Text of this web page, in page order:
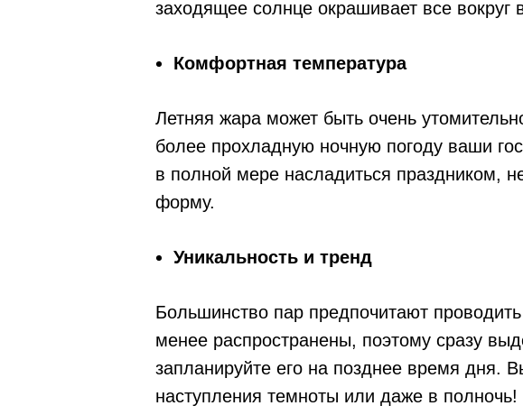
заходящее солнце окрашивает все вокруг
Комфортная температура
Летняя жара может быть очень
более прохладную ночную погоду ваши
в полной мере насладиться праздником,
форму.
Уникальность и тренд
Большинство пар предпочитают
менее распространены, поэтому сразу
запланируйте его на позднее время дня.
наступления темноты или даже в полночь!